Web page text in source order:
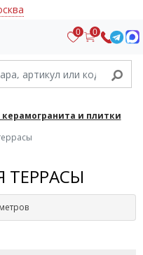
0 0
керамогранита и плитки
ТЕРРАСЫ